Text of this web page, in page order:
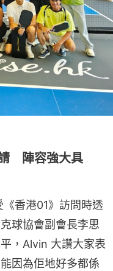
陣容強大具
香港01》訪問時透
球協會副會長李思
，Alvin 大讚大家表
因為佢地好多都係